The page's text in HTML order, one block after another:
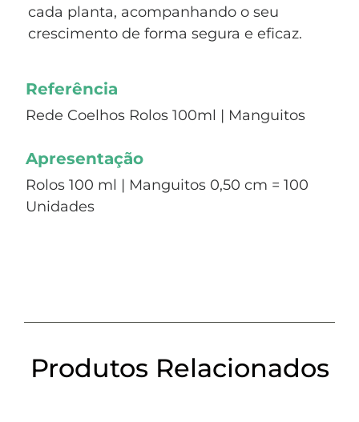
cada planta, acompanhando o seu
crescimento de forma segura e eficaz.
Referência
Rede Coelhos Rolos 100ml | Manguitos
Apresentação
Rolos 100 ml | Manguitos 0,50 cm = 100
Unidades
Produtos Relacionados